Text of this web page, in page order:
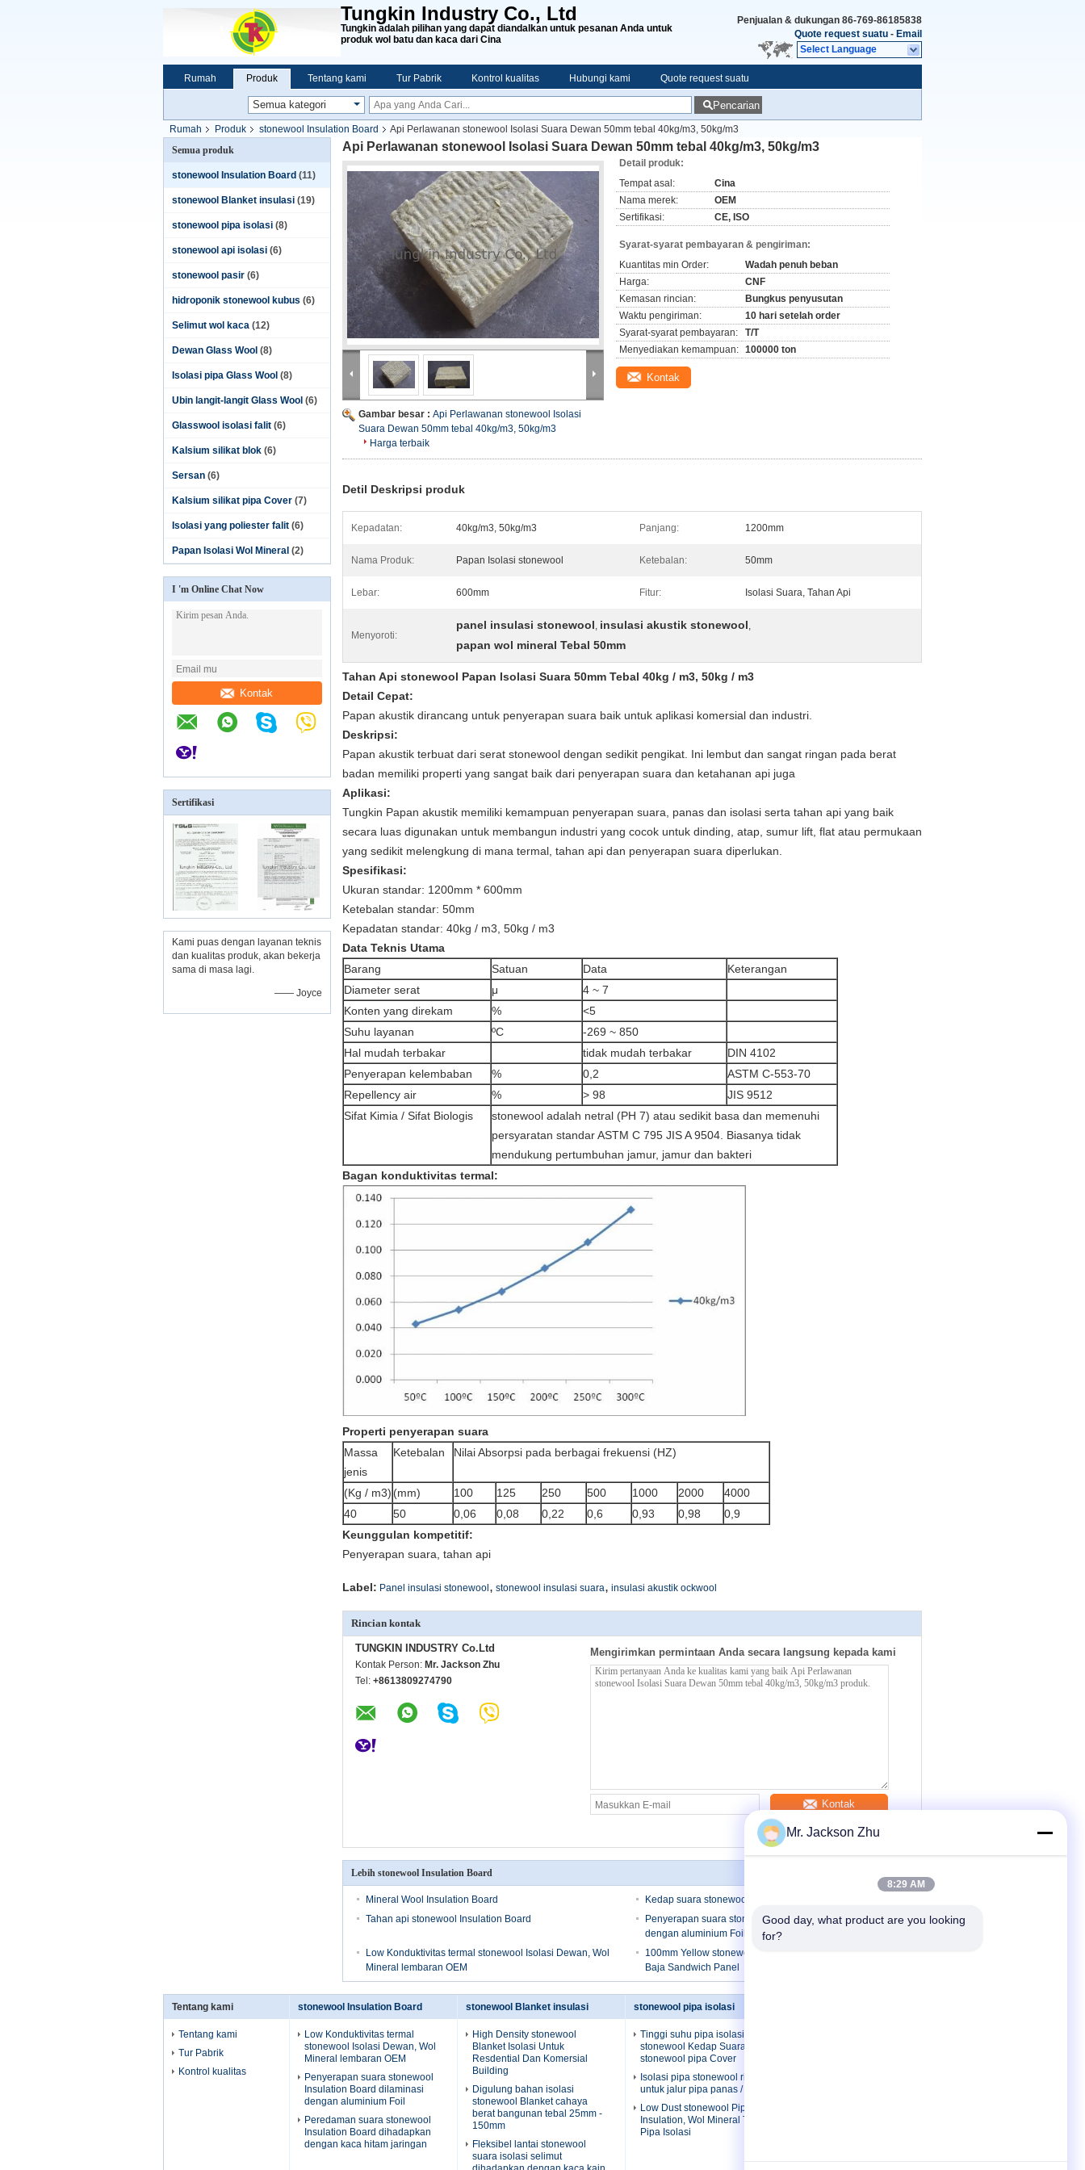
Tungkin Industry Co., Ltd
Tungkin adalah pilihan yang dapat diandalkan untuk pesanan Anda untuk
produk wol batu dan kaca dari Cina
Penjualan & dukungan 86-769-86185838
Quote request suatu - Email
Select Language
Rumah Produk Tentang kami Tur Pabrik Kontrol kualitas Hubungi kami Quote request suatu
Pencarian
Rumah Produk stonewool Insulation Board
Api Perlawanan stonewool Isolasi Suara Dewan 50mm tebal 40kg/m3, 50kg/m3
Semua produk
stonewool Insulation Board (11)
stonewool Blanket insulasi (19)
stonewool pipa isolasi (8)
stonewool api isolasi (6)
stonewool pasir (6)
hidroponik stonewool kubus (6)
Selimut wol kaca (12)
Dewan Glass Wool (8)
Isolasi pipa Glass Wool (8)
Ubin langit-langit Glass Wool (6)
Glasswool isolasi falit (6)
Kalsium silikat blok (6)
Sersan (6)
Kalsium silikat pipa Cover (7)
Isolasi yang poliester falit (6)
Papan Isolasi Wol Mineral (2)
I 'm Online Chat Now
Kontak
Sertifikasi
Kami puas dengan layanan teknis
dan kualitas produk, akan bekerja
sama di masa lagi.
—— Joyce
Api Perlawanan stonewool Isolasi Suara Dewan 50mm tebal 40kg/m3, 50kg/m3
Gambar besar : Api Perlawanan stonewool Isolasi
Suara Dewan 50mm tebal 40kg/m3, 50kg/m3
Harga terbaik
Detail produk:
Tempat asal:
Cina
Nama merek:
OEM
Sertifikasi:
CE, ISO
Syarat-syarat pembayaran & pengiriman:
Kuantitas min Order:
Wadah penuh beban
Harga:
CNF
Kemasan rincian:
Bungkus penyusutan
Waktu pengiriman:
10 hari setelah order
Syarat-syarat pembayaran:
T/T
Menyediakan kemampuan: 100000 ton
Kontak
Detil Deskripsi produk
Kepadatan: 40kg/m3, 50kg/m3 Panjang: 1200mm
Nama Produk: Papan Isolasi stonewool Ketebalan: 50mm
Lebar: 600mm Fitur: Isolasi Suara, Tahan Api
Menyoroti:
panel insulasi stonewool, insulasi akustik stonewool,
papan wol mineral Tebal 50mm
Tahan Api stonewool Papan Isolasi Suara 50mm Tebal 40kg / m3, 50kg / m3
Detail Cepat:
Papan akustik dirancang untuk penyerapan suara baik untuk aplikasi komersial dan industri.
Deskripsi:
Papan akustik terbuat dari serat stonewool dengan sedikit pengikat. Ini lembut dan sangat ringan pada berat
badan memiliki properti yang sangat baik dari penyerapan suara dan ketahanan api juga
Aplikasi:
Tungkin Papan akustik memiliki kemampuan penyerapan suara, panas dan isolasi serta tahan api yang baik
secara luas digunakan untuk membangun industri yang cocok untuk dinding, atap, sumur lift, flat atau permukaan
yang sedikit melengkung di mana termal, tahan api dan penyerapan suara diperlukan.
Spesifikasi:
Ukuran standar: 1200mm * 600mm
Ketebalan standar: 50mm
Kepadatan standar: 40kg / m3, 50kg / m3
Data Teknis Utama
Barang
Satuan Data
Keterangan
Diameter serat
μ
4 ~ 7
Konten yang direkam
%
<5
Suhu layanan
ºC
-269 ~ 850
Hal mudah terbakar
tidak mudah terbakar
DIN 4102
Penyerapan kelembaban
% 0,2
ASTM C-553-70
Repellency air
% > 98
JIS 9512
Sifat Kimia / Sifat Biologis
stonewool adalah netral (PH 7) atau sedikit basa dan memenuhi
persyaratan standar ASTM C 795 JIS A 9504. Biasanya tidak
mendukung pertumbuhan jamur, jamur dan bakteri
Bagan konduktivitas termal:
Properti penyerapan suara
Massa
jenis
Ketebalan Nilai Absorpsi pada berbagai frekuensi (HZ)
(Kg / m3) (mm) 100 125 250 500 1000 2000
4000
40
50 0,06 0,08 0,22 0,6 0,93 0,98
0,9
Keunggulan kompetitif:
Penyerapan suara, tahan api
Label: Panel insulasi stonewool , stonewool insulasi suara, insulasi akustik ockwool
Rincian kontak
TUNGKIN INDUSTRY Co.Ltd
Kontak Person: Mr. Jackson Zhu
Tel: +8613809274790
Mengirimkan permintaan Anda secara langsung kepada kami
Kontak
Lebih stonewool Insulation Board
Mineral Wool Insulation Board
Kedap suara stonewool Isolasi Dewan
Tahan api stonewool Insulation Board
Penyerapan suara stonewool Insulation Board dilaminasi
dengan aluminium Foil
Low Konduktivitas termal stonewool Isolasi Dewan, Wol
Mineral lembaran OEM
100mm Yellow stonewool Isolasi Dewan Tahan Api Untuk
Baja Sandwich Panel
Tentang kami
Tentang kami
Tur Pabrik
Kontrol kualitas
stonewool Insulation Board
Low Konduktivitas termal
stonewool Isolasi Dewan, Wol
Mineral lembaran OEM
Penyerapan suara stonewool
Insulation Board dilaminasi
dengan aluminium Foil
Peredaman suara stonewool
Insulation Board dihadapkan
dengan kaca hitam jaringan
stonewool Blanket insulasi
High Density stonewool
Blanket Isolasi Untuk
Resdential Dan Komersial
Building
Digulung bahan isolasi
stonewool Blanket cahaya
berat bangunan tebal 25mm -
150mm
Fleksibel lantai stonewool
suara isolasi selimut
stonewool pipa isolasi
Tinggi suhu pipa isolasi
stonewool Kedap Suara, kaku
stonewool pipa Cover
Isolasi pipa stonewool ringan
untuk jalur pipa panas / dingin
Low Dust stonewool Pipe
Insulation, Wol Mineral Thermal
Pipa Isolasi
Mr. Jackson Zhu
8:29 AM
Good day, what product are you looking
for?